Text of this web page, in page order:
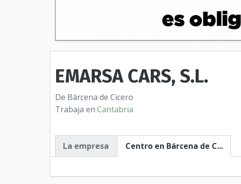
EMARSA CARS, S.L.
De Bárcena de Cicero
Trabaja en Cantabria
La empresa Centro en Bárcena de C...